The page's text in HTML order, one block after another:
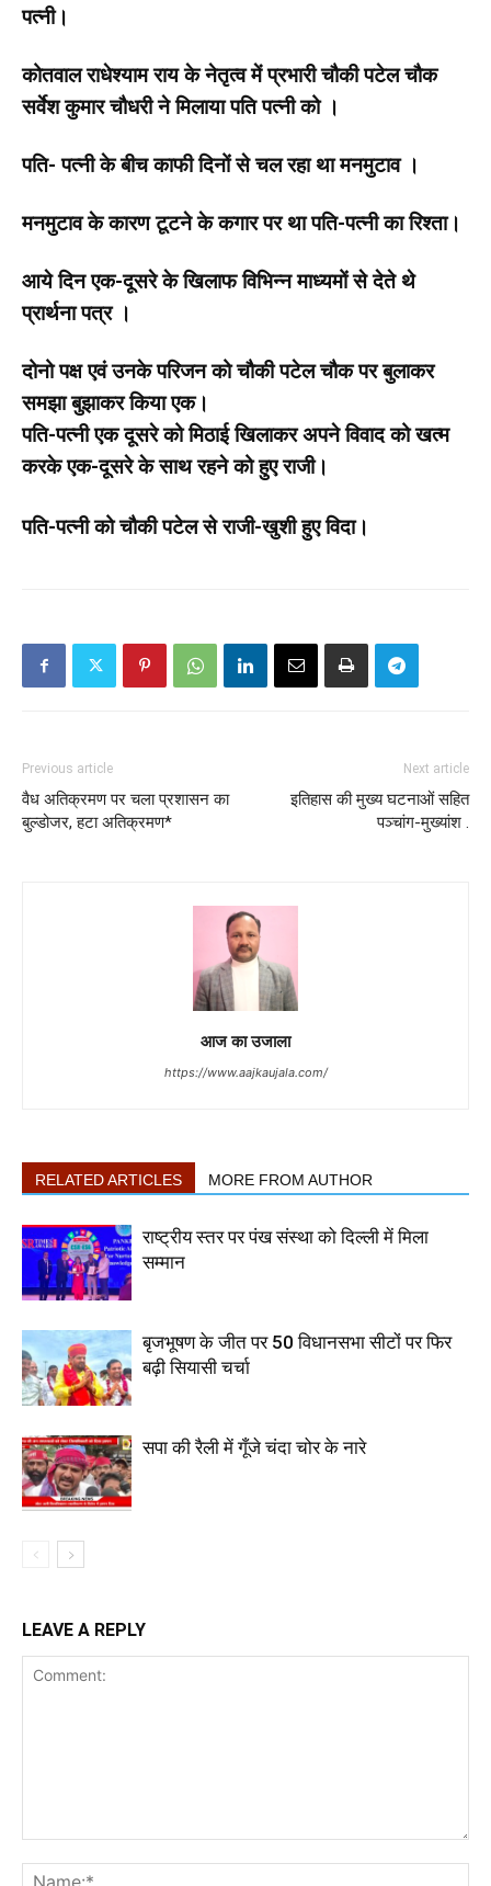
पत्नी।
कोतवाल राधेश्याम राय के नेतृत्व में प्रभारी चौकी पटेल चौक
सर्वेश कुमार चौधरी ने मिलाया पति पत्नी को ।
पति- पत्नी के बीच काफी दिनों से चल रहा था मनमुटाव ।
मनमुटाव के कारण टूटने के कगार पर था पति-पत्नी का रिश्ता।
आये दिन एक-दूसरे के खिलाफ विभिन्न माध्यमों से देते थे
प्रार्थना पत्र ।
दोनो पक्ष एवं उनके परिजन को चौकी पटेल चौक पर बुलाकर
समझा बुझाकर किया एक।
पति-पत्नी एक दूसरे को मिठाई खिलाकर अपने विवाद को खत्म
करके एक-दूसरे के साथ रहने को हुए राजी।
पति-पत्नी को चौकी पटेल से राजी-खुशी हुए विदा।
Previous article
वैध अतिक्रमण पर चला प्रशासन का
बुल्डोजर, हटा अतिक्रमण*
Next article
इतिहास की मुख्य घटनाओं सहित
पञ्चांग-मुख्यांश .
आज का उजाला
https://www.aajkaujala.com/
RELATED ARTICLES MORE FROM AUTHOR
राष्ट्रीय स्तर पर पंख संस्था को दिल्ली में मिला
सम्मान
बृजभूषण के जीत पर 50 विधानसभा सीटों पर फिर
बढ़ी सियासी चर्चा
सपा की रैली में गूँजे चंदा चोर के नारे
LEAVE A REPLY